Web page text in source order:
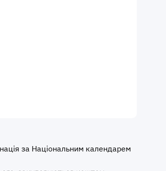
за Національним календарем